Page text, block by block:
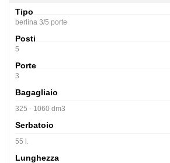
Tipo
berlina 3/5 porte
Posti
5
Porte
3
Bagagliaio
325 - 1060 dm3
Serbatoio
55 l.
Lunghezza